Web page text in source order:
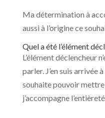
Ma détermination à
aussi à l’origine ce
Quel a été l’élément
L’élément déclencheur
parler. J’en suis arrivée
souhaite pouvoir
j’accompagne